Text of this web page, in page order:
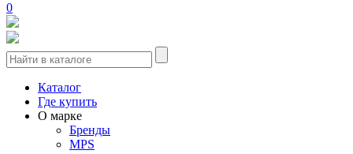
0
Каталог
Где купить
О марке
Бренды
MPS